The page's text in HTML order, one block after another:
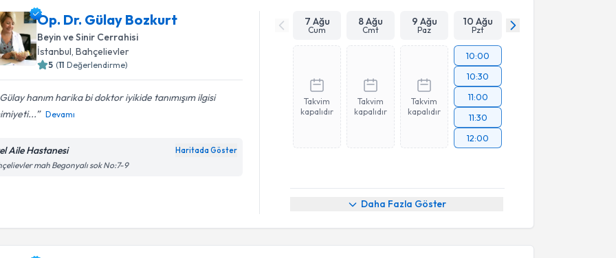
Op. Dr. Gülay Bozkurt
Beyin ve Sinir Cerrahisi
İstanbul, Bahçelievler
5 (11 Değerlendirme)
hanım harika bi doktor iyikide tanımışım ilgisi
Devamı
Aile Hastanesi Haritada Göster
mah Begonyalı sok No:7-9
7 Ağu
Cum
8 Ağu
Cmt
9 Ağu
Paz
10 Ağu
Pzt
Takvim
kapalıdır
Takvim
kapalıdır
Takvim
kapalıdır
10:00
10:30
11:00
11:30
12:00
Daha Fazla Göster